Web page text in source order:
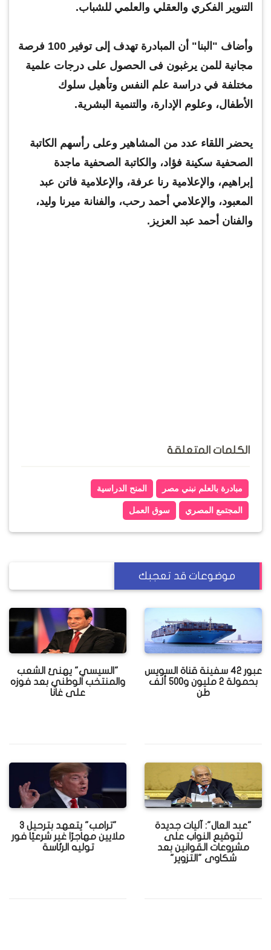
التنوير الفكري والعقلي والعلمي للشباب.
وأضاف "البنا" أن المبادرة تهدف إلى توفير 100 فرصة
مجانية للمن يرغبون فى الحصول على درجات علمية
مختلفة في دراسة علم النفس وتأهيل سلوك
الأطفال، وعلوم الإدارة، والتنمية البشرية.
يحضر اللقاء عدد من المشاهير وعلى رأسهم الكاتبة
الصحفية سكينة فؤاد، والكاتبة الصحفية ماجدة
إبراهيم، والإعلامية رنا عرفة، والإعلامية فاتن عبد
المعبود، والإعلامي أحمد رحب، والفنانة ميرنا وليد،
والفنان أحمد عبد العزيز.
الكلمات المتعلقة
مبادرة بالعلم نبني مصر المنح الدراسية
المجتمع المصري سوق العمل
موضوعات قد تعجبك
عبور 42 سفينة قناة السويس
بحمولة 2 مليون و500 ألف
طن
"السيسي" يهنئ الشعب
والمنتخب الوطني بعد فوزه
على غانا
"عبد العال": آليات جديدة
لتوقيع النواب على
مشروعات القوانين بعد
شكاوى "التزوير"
"ترامب" يتعهد بترحيل 3
ملايين مهاجرًا غير شرعيًا فور
توليه الرئاسة